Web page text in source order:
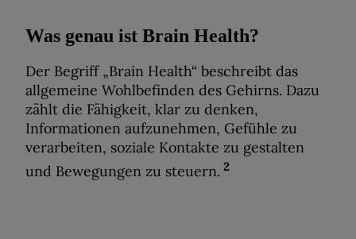
Was genau ist Brain Health?
Der Begriff „Brain Health“ beschreibt das
allgemeine Wohlbefinden des Gehirns. Dazu
zählt die Fähigkeit, klar zu denken,
Informationen aufzunehmen, Gefühle zu
verarbeiten, soziale Kontakte zu gestalten
und Bewegungen zu steuern. 2